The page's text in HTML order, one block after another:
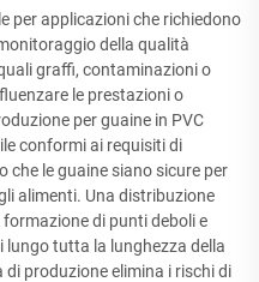
per applicazioni che richiedono
della qualità
graffi, contaminazioni o
le prestazioni o
per guaine in PVC
conformi ai requisiti di
che le guaine siano sicure per
alimenti. Una distribuzione
di punti deboli e
tutta la lunghezza della
produzione elimina i rischi di